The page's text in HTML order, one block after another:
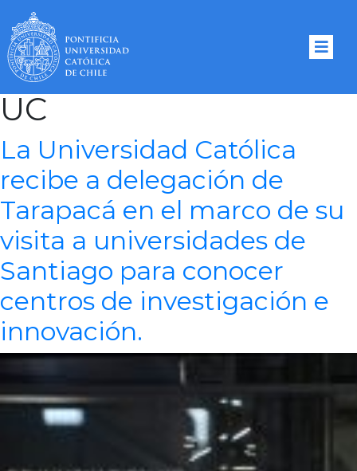
Tag Archives:
CEDETi
UC
La Universidad Católica
recibe a delegación de
Tarapacá en el marco de su
visita a universidades de
Santiago para conocer
centros de investigación e
innovación.